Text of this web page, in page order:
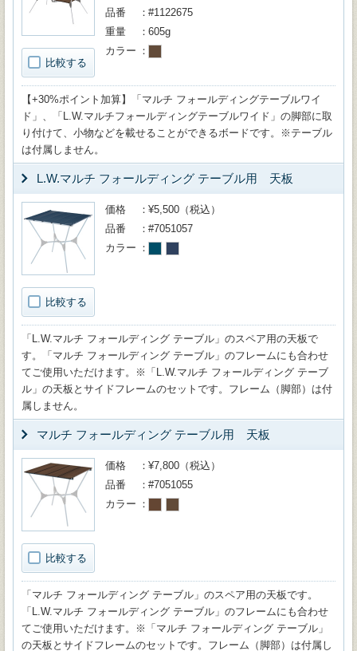
比較する
品番
#1122675
重量
605g
カラー
【+30%ポイント加算】「マルチ フォールディングテーブルワイ
ド」、「L.W.マルチフォールディングテーブルワイド」の脚部に取
り付けて、小物などを載せることができるボードです。※テーブル
は付属しません。
L.W.マルチ フォールディング テーブル用 天板
比較する
価格
¥5,500（税込）
品番
#7051057
カラー
「L.W.マルチ フォールディング テーブル」のスペア用の天板で
す。「マルチ フォールディング テーブル」のフレームにも合わせ
てご使用いただけます。※「L.W.マルチ フォールディング テーブ
ル」の天板とサイドフレームのセットです。フレーム（脚部）は付
属しません。
マルチ フォールディング テーブル用 天板
比較する
価格
¥7,800（税込）
品番
#7051055
カラー
「マルチ フォールディング テーブル」のスペア用の天板です。
「L.W.マルチ フォールディング テーブル」のフレームにも合わせ
てご使用いただけます。※「マルチ フォールディング テーブル」
の天板とサイドフレームのセットです。フレーム（脚部）は付属し